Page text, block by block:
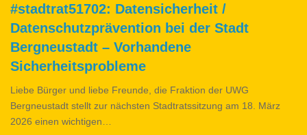
#stadtrat51702: Datensicherheit /
Datenschutzprävention bei der Stadt
Bergneustadt – Vorhandene
Sicherheitsprobleme
Liebe Bürger und liebe Freunde, die Fraktion der UWG
Bergneustadt stellt zur nächsten Stadtratssitzung am 18. März
2026 einen wichtigen…